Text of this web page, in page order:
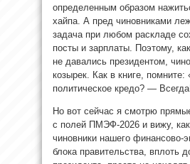
определенным образом
хайпа. А пред чиновниками
задача при любом раскладе
посты и зарплаты. Поэтому,
не давались президентом,
козырек. Как в книге,
политическое кредо? —
Но вот сейчас я смотрю
с полей ПМЭФ-2026 и вижу,
чиновники нашего финансово-
блока правительства, вплоть